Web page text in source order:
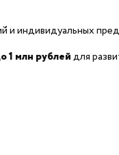
и индивидуальных
1 млн рублейдля